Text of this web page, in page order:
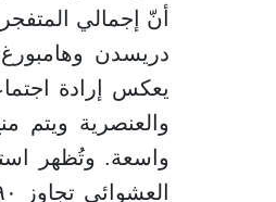
أنّ إجمالي
دريسدن
يعكس إرادة
والعنصرية ويتم